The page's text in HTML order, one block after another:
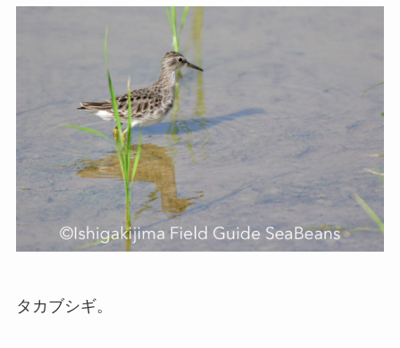
タカブシギ。